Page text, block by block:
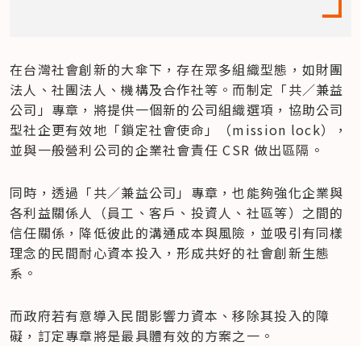
在台灣社會創新的大傘下，存在眾多組織型態，如財團
法人、社團法人、機構及合作社等。而制定「共／兼益
公司」專章，將提供一個新的公司組織選項，協助公司
型社企更有效地「鎖定社會使命」（mission lock），
並與一般營利公司的企業社會責任 CSR 做出區隔。
同時，透過「共／兼益公司」專章，也能夠強化企業與
各利益關係人（員工、客戶、投資人、社區等）之間的
信任關係，降低彼此的溝通成本與風險，並吸引有同樣
理念的民間耐心資本投入，形成共好的社會創新生態
系。
而政府若有意導入民間影響力資本、移除其投入的障
礙，訂定專章將是最具體有效的方案之一。